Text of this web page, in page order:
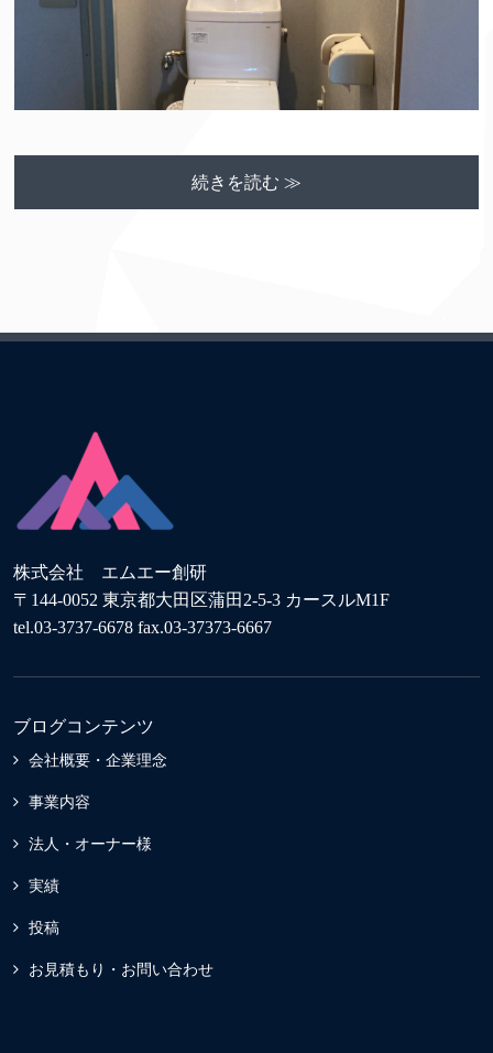
続きを読む ≫
株式会社 エムエー創研
〒144-0052 東京都大田区蒲田2-5-3 カースルM1F
tel.03-3737-6678 fax.03-37373-6667
ブログコンテンツ
会社概要・企業理念
事業内容
法人・オーナー様
実績
投稿
お見積もり・お問い合わせ